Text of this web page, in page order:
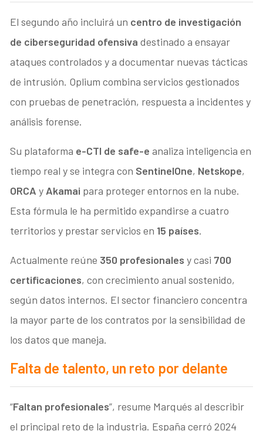
El segundo año incluirá un centro de investigación
de ciberseguridad ofensiva destinado a ensayar
ataques controlados y a documentar nuevas tácticas
de intrusión. Oplium combina servicios gestionados
con pruebas de penetración, respuesta a incidentes y
análisis forense.
Su plataforma e-CTI de safe-e analiza inteligencia en
tiempo real y se integra con SentinelOne, Netskope,
ORCA y Akamai para proteger entornos en la nube.
Esta fórmula le ha permitido expandirse a cuatro
territorios y prestar servicios en15 países.
Actualmente reúne 350 profesionales y casi 700
certificaciones, con crecimiento anual sostenido,
según datos internos. El sector financiero concentra
la mayor parte de los contratos por la sensibilidad de
los datos que maneja.
Falta de talento, un reto por delante
“Faltan profesionales”, resume Marqués al describir
el principal reto de la industria. España cerró 2024